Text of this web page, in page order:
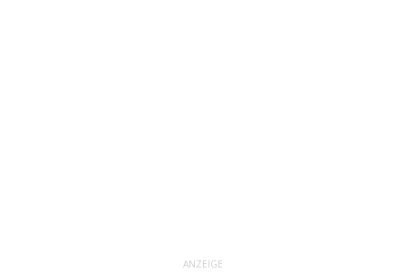
ANZEIGE